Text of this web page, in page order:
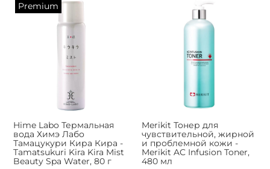
Premium
Hime Labo Термальная
вода Химэ Лабо
Тамацукури Кира Кира -
Tamatsukuri Kira Kira Mist
Beauty Spa Water, 80 г
Merikit Тонер для
чувствительной, жирной
и проблемной кожи -
Merikit AC Infusion Toner,
480 мл